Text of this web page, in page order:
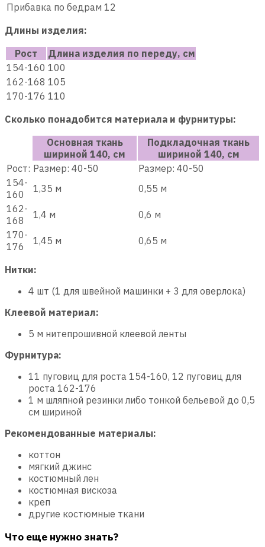
Прибавка по бедрам 12
Длины изделия:
Рост
Длина изделия по переду, см
154-160 100
162-168 105
170-176 110
Сколько понадобится материала и фурнитуры:
Основная ткань
шириной 140, см
Подкладочная ткань
шириной 140, см
Рост: Размер: 40-50
Размер: 40-50
154-
160
1,35 м
0,55 м
162-
168
1,4 м
0,6 м
170-
176
1,45 м 0,65 м
Нитки:
4 шт (1 для швейной машинки + 3 для оверлока)
Клеевой материал:
5 м нитепрошивной клеевой ленты
Фурнитура:
11 пуговиц для роста 154-160, 12 пуговиц для
роста 162-176
1 м шляпной резинки либо тонкой бельевой до 0,5
см шириной
Рекомендованные материалы:
коттон
мягкий джинс
костюмный лен
костюмная вискоза
креп
другие костюмные ткани
Что еще нужно знать?